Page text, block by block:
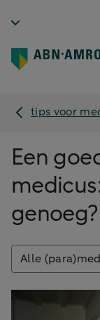
tips voor
Een
genoeg?
Alle